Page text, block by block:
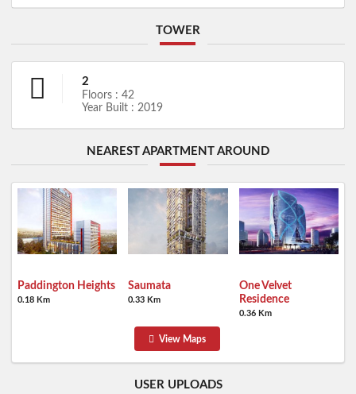
TOWER
2
Floors : 42
Year Built : 2019
NEAREST APARTMENT AROUND
Paddington Heights
0.18 Km
Saumata
0.33 Km
One Velvet
Residence
0.36 Km
View Maps
USER UPLOADS